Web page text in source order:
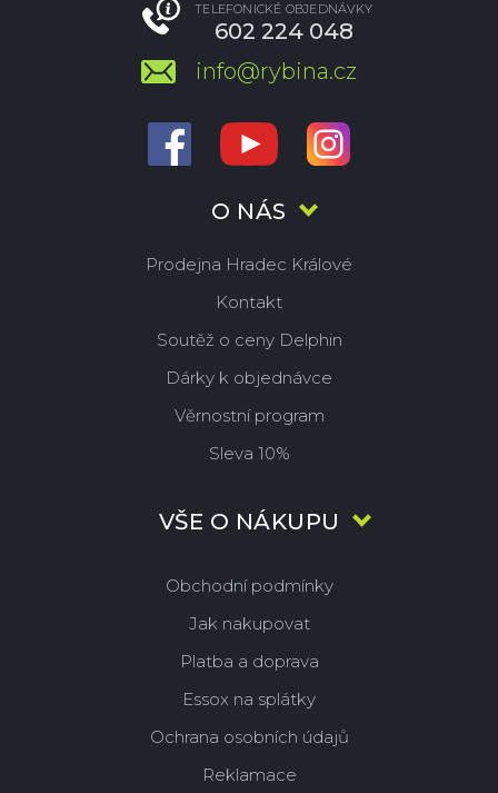
O NÁS
Prodejna Hradec Králové
Kontakt
Soutěž o ceny Delphin
Dárky k objednávce
Věrnostní program
Sleva 10%
VŠE O NÁKUPU
Obchodní podmínky
Jak nakupovat
Platba a doprava
Essox na splátky
Ochrana osobních údajů
Reklamace
TELEFONICKÉ OBJEDNÁVKY
602 224 048
info@rybina.cz